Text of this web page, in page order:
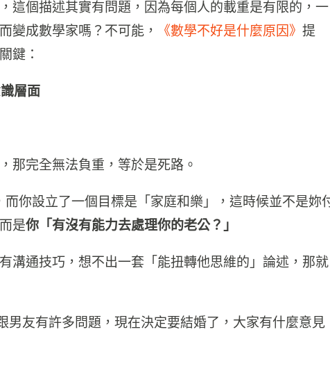
這個描述其實有問題，因為每個人的載重是有限的，一
變成數學家嗎？不可能，
《數學不好是什麼原因》 提
鍵：
層面
那完全無法負重，等於是死路。
而你設立了一個目標是「家庭和樂」，這時候並不是妳
是你「有沒有能力去處理你的老公？」
溝通技巧，想不出一套「能扭轉他思維的」論述，那就
男友有許多問題，現在決定要結婚了，大家有什麼意見